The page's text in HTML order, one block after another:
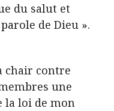
du salut et
de Dieu ».
chair contre
une
la loi de mon